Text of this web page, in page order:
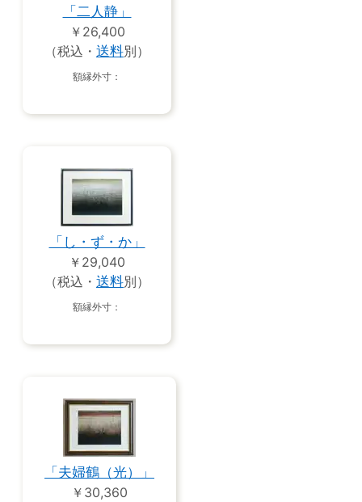
「二人静」
￥26,400
（税込・ 送料別）
額縁外寸：
「し・ず・か」
￥29,040
（税込・ 送料別）
額縁外寸：
「夫婦鶴（光）」
￥30,360